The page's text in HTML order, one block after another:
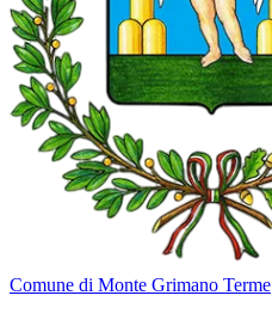
Comune di Monte Grimano Terme